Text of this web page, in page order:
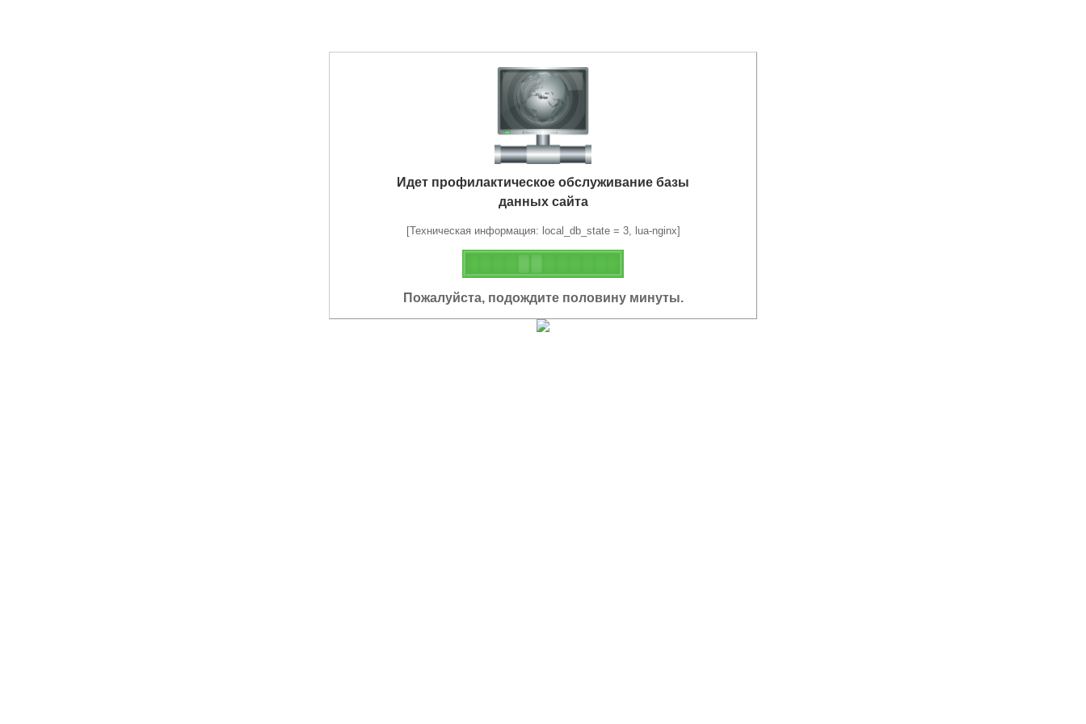
Идет профилактическое обслуживание базы
данных сайта
[Техническая информация: local_db_state = 3, lua-nginx]
Пожалуйста, подождите половину минуты.